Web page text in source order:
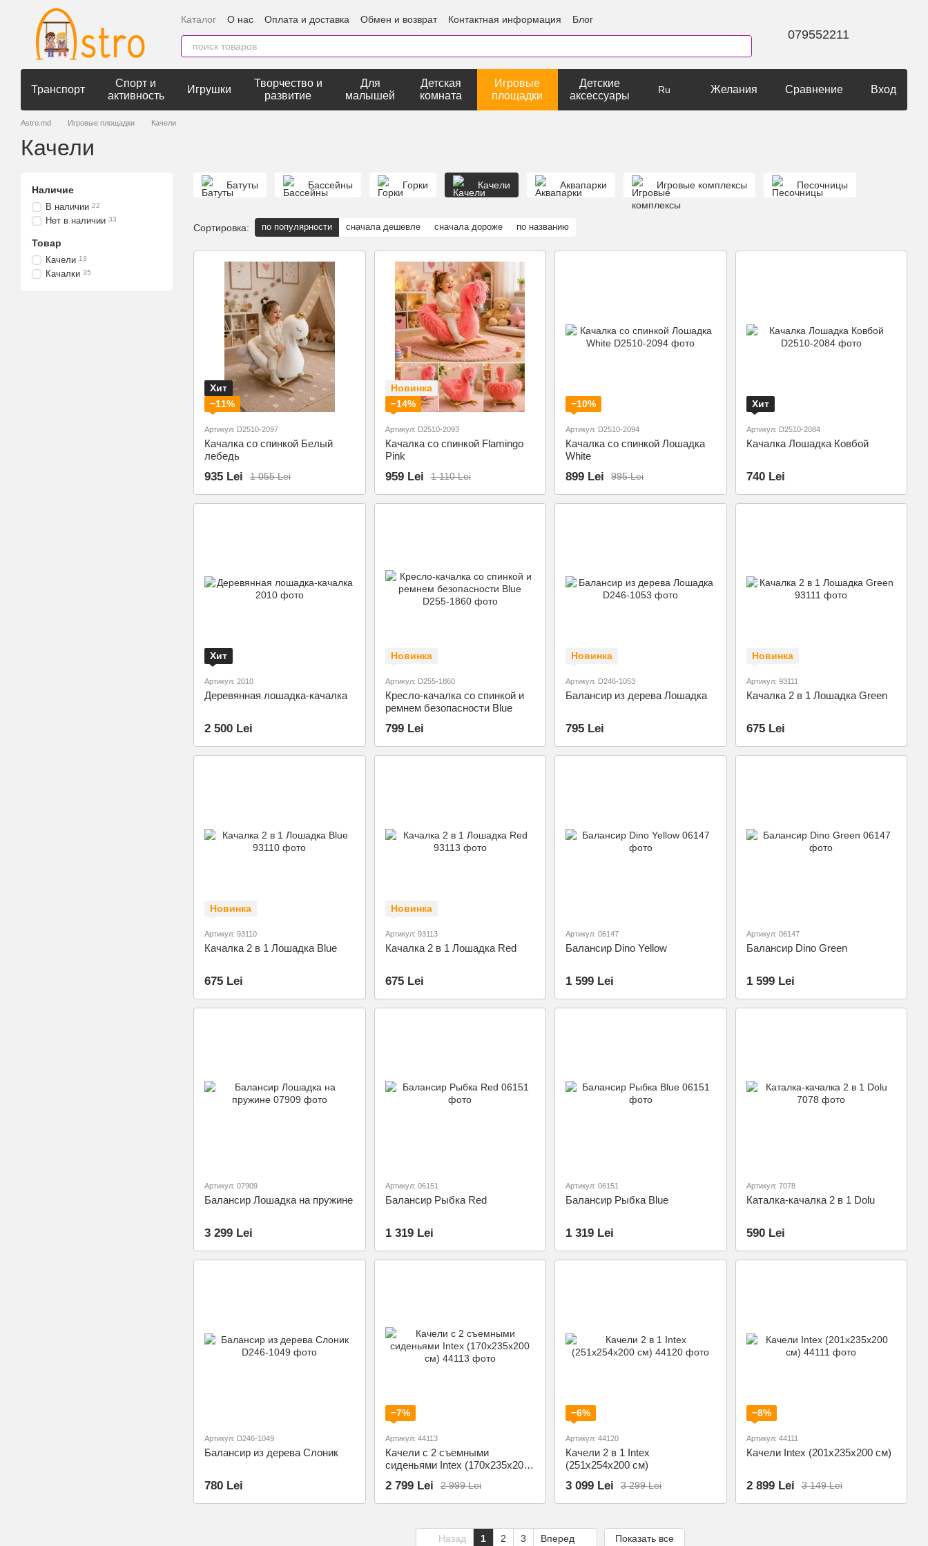
Перейти к основному контенту
Каталог О нас Оплата и доставка Обмен и возврат Контактная информация Блог
079552211
Транспорт
Спорт и
активность
Игрушки
Творчество и
развитие
Для
малышей
Детская
комната
Игровые
площадки
Детские
аксессуары
Ru Желания Сравнение Вход
Astro.md Игровые площадки Качели
Качели
Батуты Бассейны Горки Качели Аквапарки Игровые комплексы Песочницы
Сортировка: по популярности сначала дешевле сначала дороже по названию
Хит
−11%
Артикул: D2510-2097
Качалка со спинкой Белый
лебедь
1 055 Lei
935 Lei
Новинка
−14%
Артикул: D2510-2093
Качалка со спинкой Flamingo
Pink
1 110 Lei
959 Lei
−10%
Артикул: D2510-2094
Качалка со спинкой Лошадка
White
995 Lei
899 Lei
Хит
Артикул: D2510-2084
Качалка Лошадка Ковбой
740 Lei
Хит
Артикул: 2010
Деревянная лошадка-качалка
2 500 Lei
Новинка
Артикул: D255-1860
Кресло-качалка со спинкой и
ремнем безопасности Blue
799 Lei
Новинка
Артикул: D246-1053
Балансир из дерева Лошадка
795 Lei
Новинка
Артикул: 93111
Качалка 2 в 1 Лошадка Green
675 Lei
Новинка
Артикул: 93110
Качалка 2 в 1 Лошадка Blue
675 Lei
Новинка
Артикул: 93113
Качалка 2 в 1 Лошадка Red
675 Lei
Артикул: 06147
Балансир Dino Yellow
1 599 Lei
Артикул: 06147
Балансир Dino Green
1 599 Lei
Артикул: 07909
Балансир Лошадка на пружине
3 299 Lei
Артикул: 06151
Балансир Рыбка Red
1 319 Lei
Артикул: 06151
Балансир Рыбка Blue
1 319 Lei
Артикул: 7078
Каталка-качалка 2 в 1 Dolu
590 Lei
Артикул: D246-1049
Балансир из дерева Слоник
780 Lei
−7%
Артикул: 44113
Качели с 2 съемными
сиденьями Intex (170х235х200
2 999 Lei
2 799 Lei
−6%
Артикул: 44120
Качели 2 в 1 Intex
(251х254х200 см)
3 299 Lei
3 099 Lei
−8%
Артикул: 44111
Качели Intex (201х235х200 см)
3 149 Lei
2 899 Lei
Назад 1 2 3 Вперед Показать все
Наличие
В наличии 22
Нет в наличии 33
Товар
Качели 13
Качалки 35